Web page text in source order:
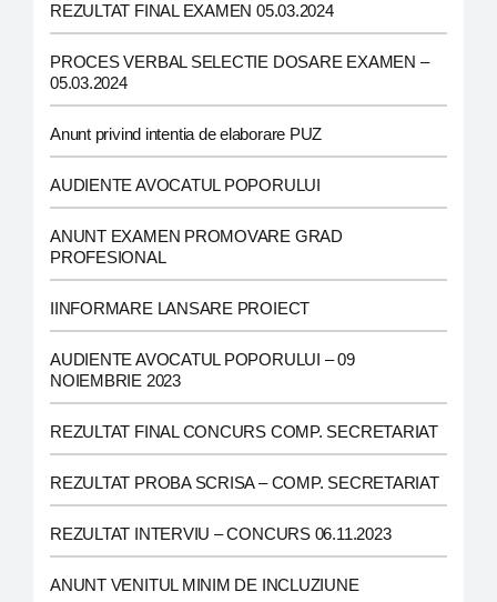
REZULTAT FINAL EXAMEN 05.03.2024
PROCES VERBAL SELECTIE DOSARE EXAMEN –
05.03.2024
Anunt privind intentia de elaborare PUZ
AUDIENTE AVOCATUL POPORULUI
ANUNT EXAMEN PROMOVARE GRAD
PROFESIONAL
IINFORMARE LANSARE PROIECT
AUDIENTE AVOCATUL POPORULUI – 09
NOIEMBRIE 2023
REZULTAT FINAL CONCURS COMP. SECRETARIAT
REZULTAT PROBA SCRISA – COMP. SECRETARIAT
REZULTAT INTERVIU – CONCURS 06.11.2023
ANUNT VENITUL MINIM DE INCLUZIUNE